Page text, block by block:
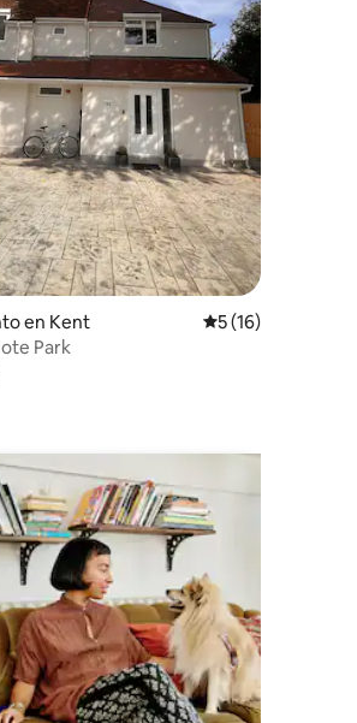
5 de 5, 75 reseñas
en Kent Calificación
5 (16)
Park